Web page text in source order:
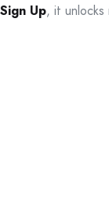
Sign Up, it unlocks